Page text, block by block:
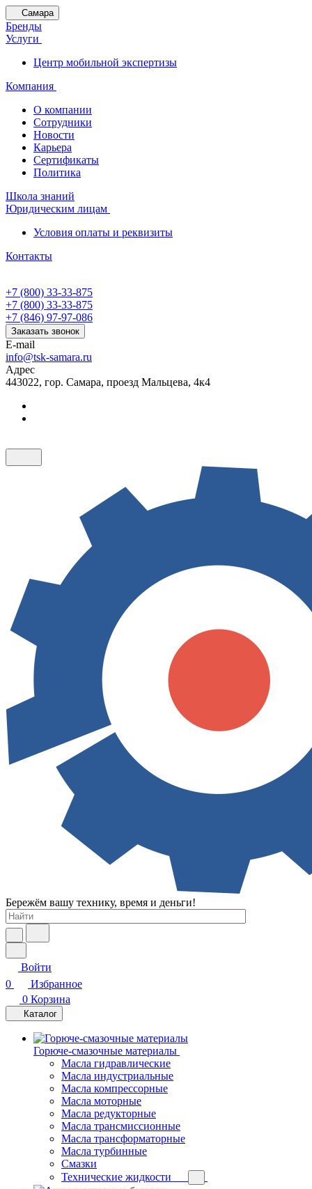
Самара
Бренды
Услуги
Центр мобильной экспертизы
Компания
О компании
Сотрудники
Новости
Карьера
Сертификаты
Политика
Школа знаний
Юридическим лицам
Условия оплаты и реквизиты
Контакты
+7 (800) 33-33-875
+7 (800) 33-33-875
+7 (846) 97-97-086
Заказать звонок
E-mail
info@tsk-samara.ru
Адрес
443022, гор. Самара, проезд Мальцева, 4к4
Бережём вашу технику, время и деньги!
Войти
0
Избранное
0 Корзина
Каталог
Горюче-смазочные материалы
Масла гидравлические
Масла индустриальные
Масла компрессорные
Масла моторные
Масла редукторные
Масла трансмиссионные
Масла трансформаторные
Масла турбинные
Смазки
Технические жидкости